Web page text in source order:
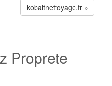
kobaltnettoyage.fr »
Proprete